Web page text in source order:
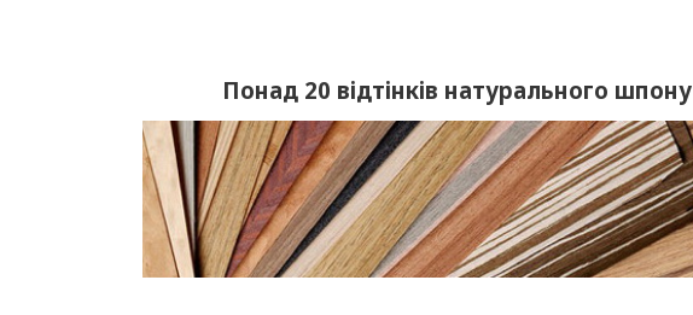
Понад 20 відтінків натурального шпону